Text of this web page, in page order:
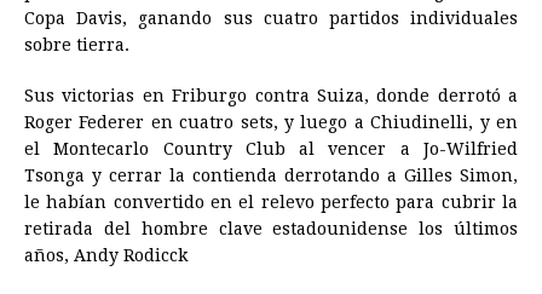
Copa Davis, ganando sus cuatro partidos individuales
sobre tierra.
Sus victorias en Friburgo contra Suiza, donde derrotó a
Roger Federer en cuatro sets, y luego a Chiudinelli, y en
el Montecarlo Country Club al vencer a Jo-Wilfried
Tsonga y cerrar la contienda derrotando a Gilles Simon,
le habían convertido en el relevo perfecto para cubrir la
retirada del hombre clave estadounidense los últimos
años, Andy Rodicck